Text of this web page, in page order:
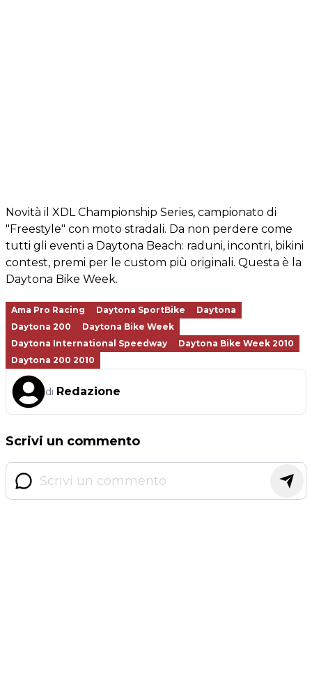
Novità il XDL Championship Series, campionato di
"Freestyle" con moto stradali. Da non perdere come
tutti gli eventi a Daytona Beach: raduni, incontri, bikini
contest, premi per le custom più originali. Questa è la
Daytona Bike Week.
Ama Pro Racing Daytona SportBike
Daytona
Daytona 200
Daytona Bike Week
Daytona International Speedway
Daytona Bike Week 2010
Daytona 200 2010
di Redazione
Scrivi un commento